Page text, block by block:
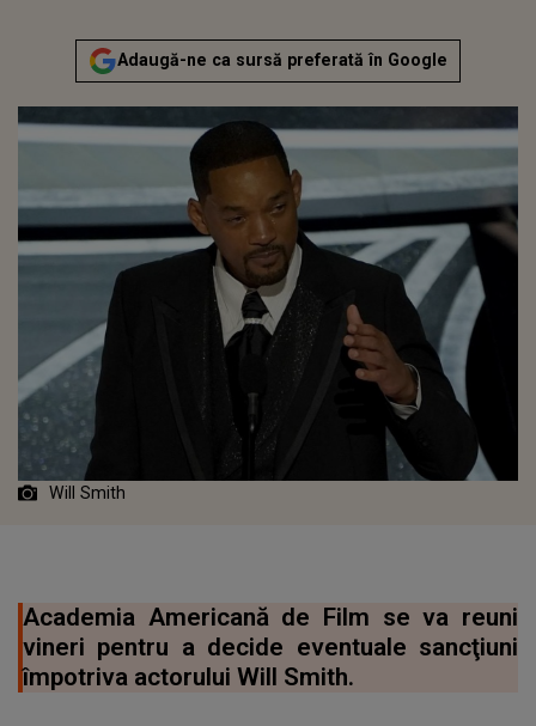
Adaugă-ne ca sursă preferată în Google
Will Smith
Academia Americană de Film se va reuni
vineri pentru a decide eventuale sancţiuni
împotriva actorului Will Smith.